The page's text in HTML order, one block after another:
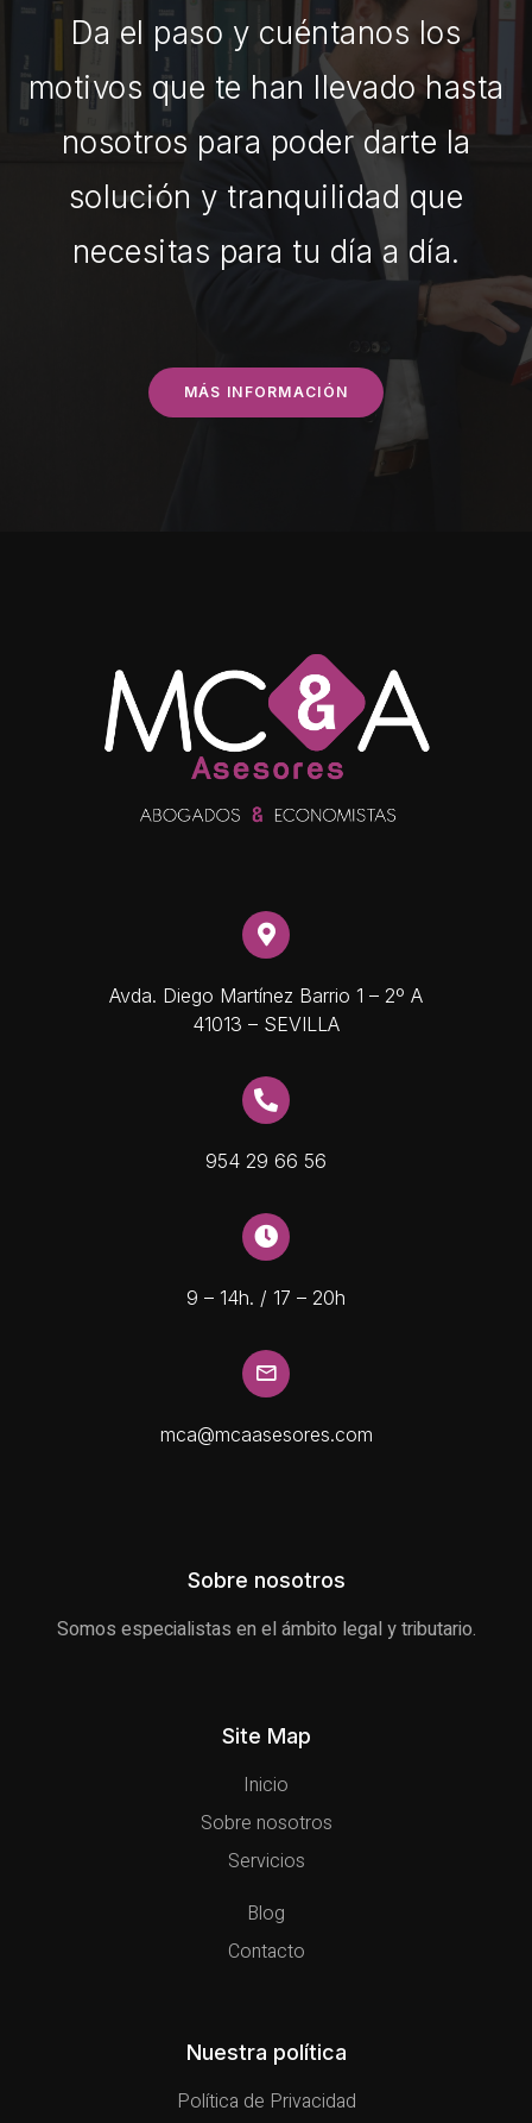
Da el paso y cuéntanos los
motivos que te han llevado hasta
nosotros para poder darte la
solución y tranquilidad que
necesitas para tu día a día.
MÁS INFORMACIÓN
Avda. Diego Martínez Barrio 1 – 2º A
41013 – SEVILLA
954 29 66 56
9 – 14h. / 17 – 20h
mca@mcaasesores.com
Sobre nosotros
Somos especialistas en el ámbito legal y tributario.
Site Map
Inicio
Sobre nosotros
Servicios
Blog
Contacto
Nuestra política
Política de Privacidad